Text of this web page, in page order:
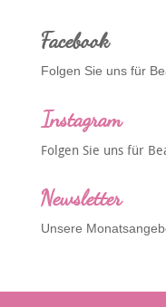
Facebook
Folgen Sie uns für
Instagram
Folgen Sie uns für
Newsletter
Unsere